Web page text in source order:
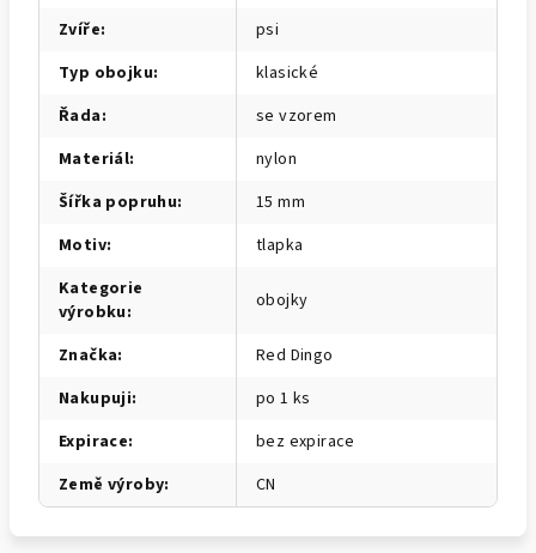
Zvíře:
psi
Typ obojku:
klasické
Řada:
se vzorem
Materiál:
nylon
Šířka popruhu:
15 mm
Motiv:
tlapka
Kategorie
výrobku: obojky
Značka:
Red Dingo
Nakupuji:
po 1 ks
Expirace:
bez expirace
Země výroby: CN